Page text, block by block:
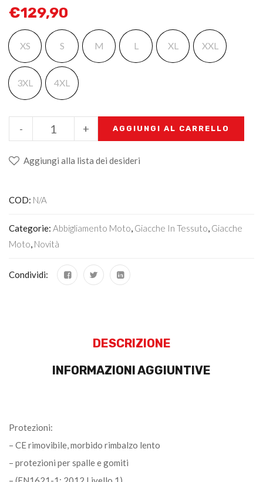
€129,90
XS S M L XL XXL
3XL 4XL
+
- AGGIUNGI AL CARRELLO
Aggiungi alla lista dei desideri
COD: N/A
Categorie: Abbigliamento Moto, Giacche In Tessuto, Giacche
Moto, Novità
Condividi:
DESCRIZIONE
INFORMAZIONI AGGIUNTIVE
Protezioni:
– CE rimovibile, morbido rimbalzo lento
– protezioni per spalle e gomiti